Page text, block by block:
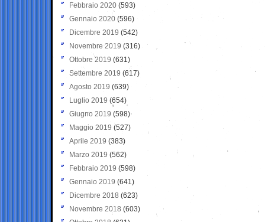
Febbraio 2020 (593)
Gennaio 2020 (596)
Dicembre 2019 (542)
Novembre 2019 (316)
Ottobre 2019 (631)
Settembre 2019 (617)
Agosto 2019 (639)
Luglio 2019 (654)
Giugno 2019 (598)
Maggio 2019 (527)
Aprile 2019 (383)
Marzo 2019 (562)
Febbraio 2019 (598)
Gennaio 2019 (641)
Dicembre 2018 (623)
Novembre 2018 (603)